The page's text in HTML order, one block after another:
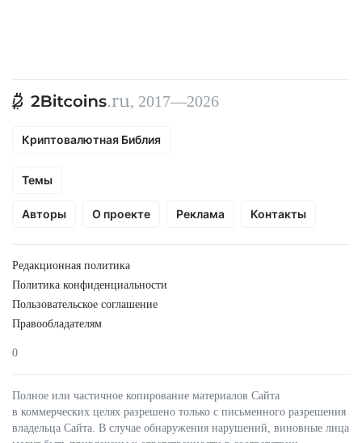
Редакционная политика